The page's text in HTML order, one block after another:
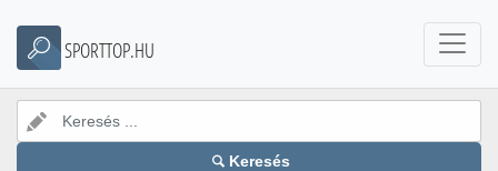
SPORTTOP.HU
Keresés